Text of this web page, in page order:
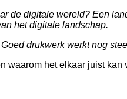
de digitale wereld? Een
het digitale landschap.
drukwerk werkt nog
waarom het elkaar juist kan